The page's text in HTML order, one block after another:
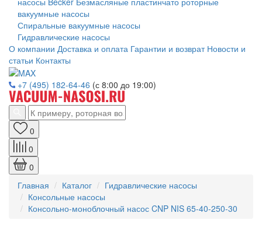
вакуумные насосы
Спиральные вакуумные насосы
Гидравлические насосы
О компании Доставка и оплата Гарантии и возврат Новости и
статьи Контакты
+7 (495) 182-64-46 (с 8:00 до 19:00)
0
0
0
Главная
Каталог
Гидравлические насосы
Консольные насосы
Консольно-моноблочный насос CNP NIS 65-40-250-30